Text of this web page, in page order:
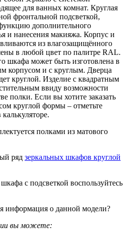
для ванных комнат. Круглая
фронтальной подсветкой,
дополнительного
и нанесения макияжа. Корпус и
из влагозащищённого
в любой цвет по палитре RAL.
шкафа может быть изготовлена в
корпусом и с круглым. Дверца
круглой. Изделие с квадратным
ввиду возможности
полки. Если вы хотите заказать
круглой формы – отметьте
полками из матового
ряд зеркальных шкафов круглой
с подсветкой воспользуйтесь
информация о данной модели?
вы можете: